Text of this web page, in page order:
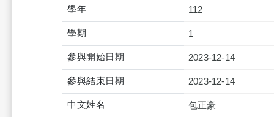
學年 112
學期 1
參與開始日期 2023-12-14
參與結束日期 2023-12-14
中文姓名 包正豪